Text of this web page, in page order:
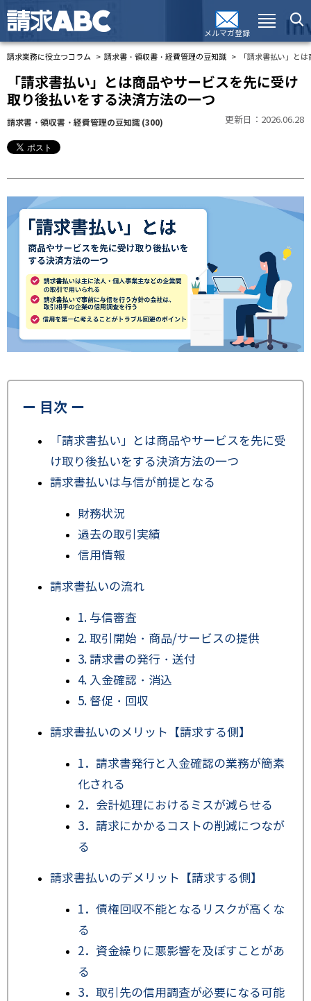
メルマガ登録
請求業務に役立つコラム 請求書・領収書・経費管理の豆知識 「請求書払い」と
「請求書払い」とは商品やサービスを先に受け
取り後払いをする決済方法の一つ
請求書・領収書・経費管理の豆知識 (300) 更新日：2026.06.28
ー 目次 ー
「請求書払い」とは商品やサービスを先に受
け取り後払いをする決済方法の一つ
請求書払いは与信が前提となる
財務状況
過去の取引実績
信用情報
請求書払いの流れ
1. 与信審査
2. 取引開始・商品/サービスの提供
3. 請求書の発行・送付
4. 入金確認・消込
5. 督促・回収
請求書払いのメリット【請求する側】
1．請求書発行と入金確認の業務が簡素
化される
2．会計処理におけるミスが減らせる
3．請求にかかるコストの削減につなが
る
請求書払いのデメリット【請求する側】
1．債権回収不能となるリスクが高くな
る
2．資金繰りに悪影響を及ぼすことがあ
る
3．取引先の信用調査が必要になる可能